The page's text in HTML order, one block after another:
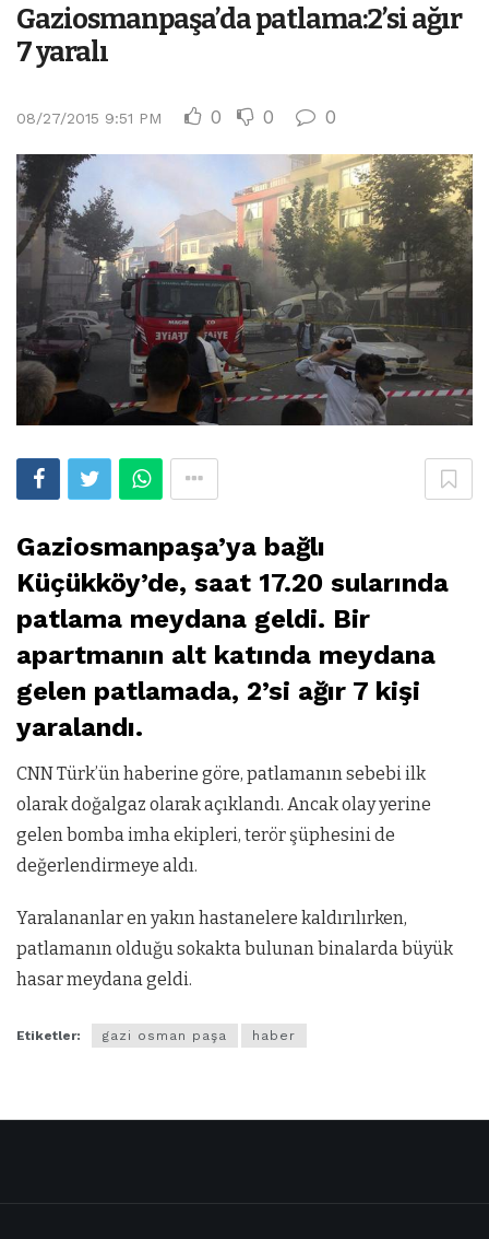
Gaziosmanpaşa’da patlama:2’si ağır
7 yaralı
08/27/2015 9:51 PM 0 0 0
Gaziosmanpaşa’ya bağlı
Küçükköy’de, saat 17.20 sularında
patlama meydana geldi. Bir
apartmanın alt katında meydana
gelen patlamada, 2’si ağır 7 kişi
yaralandı.
CNN Türk’ün haberine göre, patlamanın sebebi ilk
olarak doğalgaz olarak açıklandı. Ancak olay yerine
gelen bomba imha ekipleri, terör şüphesini de
değerlendirmeye aldı.
Yaralananlar en yakın hastanelere kaldırılırken,
patlamanın olduğu sokakta bulunan binalarda büyük
hasar meydana geldi.
Etiketler: gazi osman paşa haber